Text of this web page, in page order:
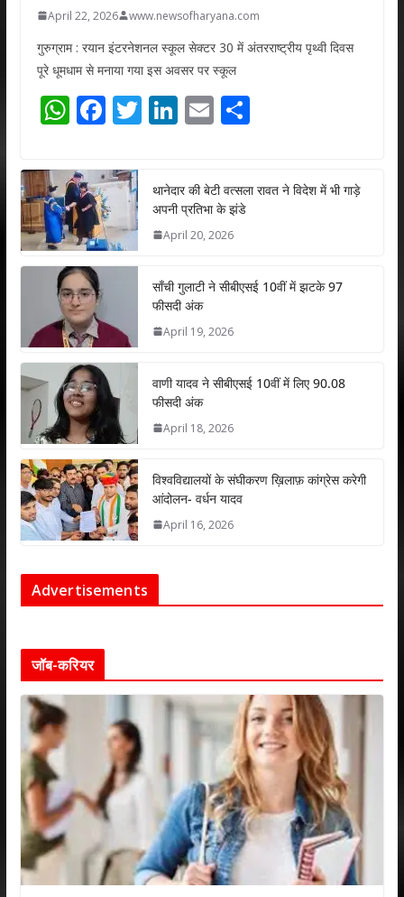
April 22, 2026 www.newsofharyana.com
गुरुग्राम : रयान इंटरनेशनल स्कूल सेक्टर 30 में अंतरराष्ट्रीय पृथ्वी दिवस
पूरे धूमधाम से मनाया गया इस अवसर पर स्कूल
W
at
s
A
p
p
F
e
b
o
o
T
er
Li
e
dI
E
l
S
e
थानेदार की बेटी वत्सला रावत ने विदेश में भी गाड़े
अपनी प्रतिभा के झंडे
April 20, 2026
साँची गुलाटी ने सीबीएसई 10वीं में झटके 97
फीसदी अंक
April 19, 2026
वाणी यादव ने सीबीएसई 10वीं में लिए 90.08
फीसदी अंक
April 18, 2026
विश्वविद्यालयों के संघीकरण ख़िलाफ़ कांग्रेस करेगी
आंदोलन- वर्धन यादव
April 16, 2026
Advertisements
जॉब-करियर